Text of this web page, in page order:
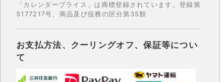
「カレンダープライス」は商標登録されています。登録第
5177217号、商品及び役務の区分第35類
お支払方法、クーリングオフ、保証等につい
て